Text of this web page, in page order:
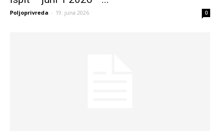
Poljoprivreda - 19. juna 2026. 0